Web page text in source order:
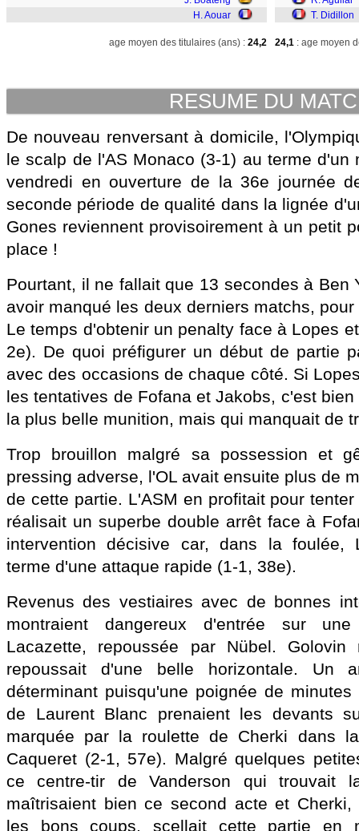
H. Aouar
T. Didillon
age moyen des titulaires (ans) : 24,2 24,1 : age moyen
RESUME DU
De nouveau renversant à domicile,
le scalp de l'AS Monaco (3-1) au terme d'un
vendredi en ouverture de la 36e journée
seconde période de qualité dans la lignée
Gones reviennent provisoirement à un petit
place !
Pourtant, il ne fallait que 13 secondes à Ben
avoir manqué les deux derniers matchs,
Le temps d'obtenir un penalty face à Lopes
2e). De quoi préfigurer un début de partie
avec des occasions de chaque côté. Si
les tentatives de Fofana et Jakobs, c'est
la plus belle munition, mais qui manquait de
Trop brouillon malgré sa possession et
pressing adverse, l'OL avait ensuite plus de
de cette partie. L'ASM en profitait pour
réalisait un superbe double arrêt face à
intervention décisive car, dans la foulée,
terme d'une attaque rapide (1-1, 38e).
Revenus des vestiaires avec de bonnes
montraient dangereux d'entrée sur
Lacazette, repoussée par Nübel. Golovin
repoussait d'une belle horizontale. Un
déterminant puisqu'une poignée de
de Laurent Blanc prenaient les devants
marquée par la roulette de Cherki dans
Caqueret (2-1, 57e). Malgré quelques
ce centre-tir de Vanderson qui trouvait
maîtrisaient bien ce second acte et
les bons coups, scellait cette partie en